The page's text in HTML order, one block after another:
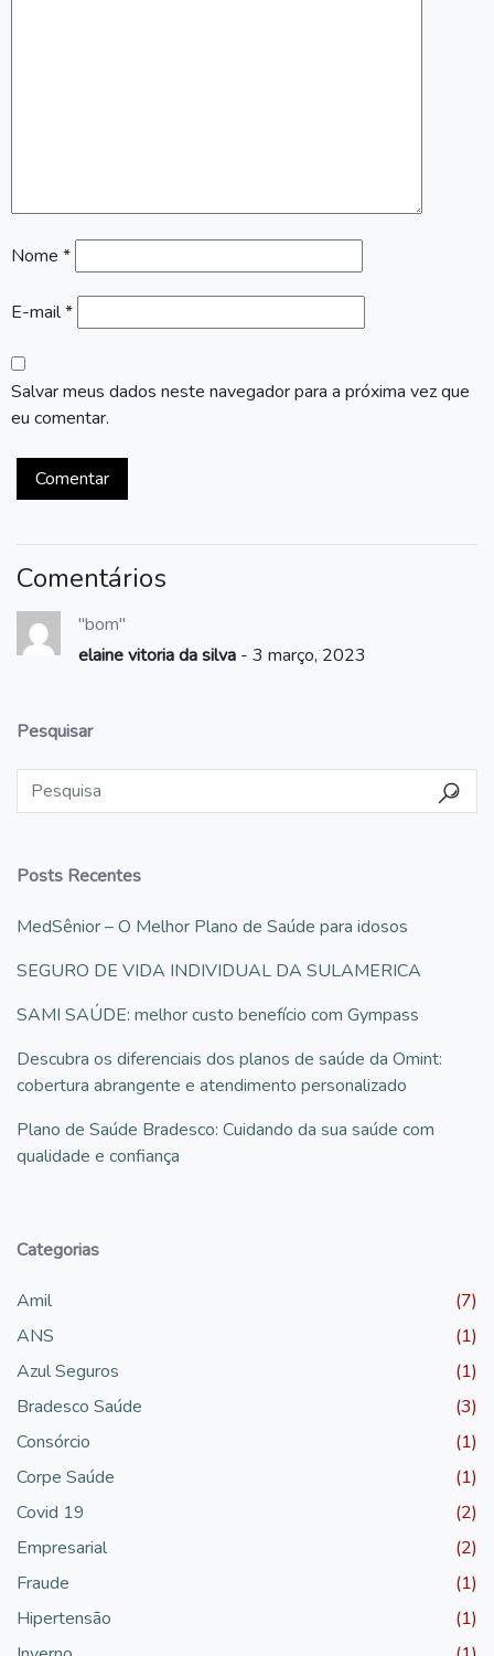
Nome *
E-mail*
Salvar meus dados neste navegador para a próxima vez que
eu comentar.
Comentários
"bom"
elaine vitoria da silva - 3 março, 2023
Pesquisar
Posts Recentes
MedSênior – O Melhor Plano de Saúde para idosos
SEGURO DE VIDA INDIVIDUAL DA SULAMERICA
SAMI SAÚDE: melhor custo benefício com Gympass
Descubra os diferenciais dos planos de saúde da Omint:
cobertura abrangente e atendimento personalizado
Plano de Saúde Bradesco: Cuidando da sua saúde com
qualidade e confiança
Categorias
Amil
(7)
ANS
(1)
Azul Seguros
(1)
Bradesco Saúde
(3)
Consórcio
(1)
Corpe Saúde
(1)
Covid 19
(2)
Empresarial
(2)
Fraude
(1)
Hipertensão
(1)